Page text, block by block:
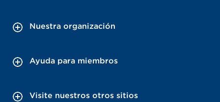
Nuestra organización
Ayuda para miembros
Visite nuestros otros sitios